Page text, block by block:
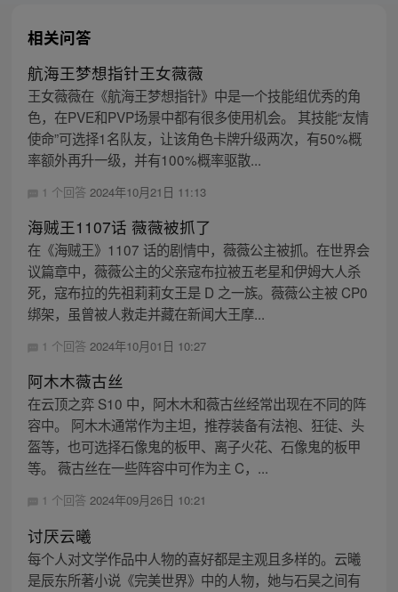
相关问答
航海王梦想指针王女薇薇
王女薇薇在《航海王梦想指针》中是一个技能组优秀的角
色，在PVE和PVP场景中都有很多使用机会。 其技能“友情
使命”可选择1名队友，让该角色卡牌升级两次，有50%概
率额外再升一级，并有100%概率驱散...
1 个回答 2024年10月21日 11:13
海贼王1107话 薇薇被抓了
在《海贼王》1107 话的剧情中，薇薇公主被抓。在世界会
议篇章中，薇薇公主的父亲寇布拉被五老星和伊姆大人杀
死，寇布拉的先祖莉莉女王是 D 之一族。薇薇公主被 CP0
绑架，虽曾被人救走并藏在新闻大王摩...
1 个回答 2024年10月01日 10:27
阿木木薇古丝
在云顶之弈 S10 中，阿木木和薇古丝经常出现在不同的阵
容中。 阿木木通常作为主坦，推荐装备有法袍、狂徒、头
盔等，也可选择石像鬼的板甲、离子火花、石像鬼的板甲
等。 薇古丝在一些阵容中可作为主 C，...
1 个回答 2024年09月26日 10:21
讨厌云曦
每个人对文学作品中人物的喜好都是主观且多样的。云曦
是辰东所著小说《完美世界》中的人物，她与石昊之间有